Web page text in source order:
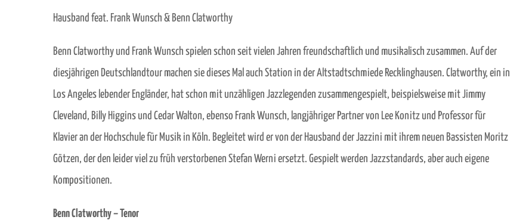
Hausband feat. Frank Wunsch & Benn Clatworthy
Benn Clatworthy und Frank Wunsch spielen schon seit vielen Jahren freundschaftlich und musikalisch zusammen. Auf der
diesjährigen Deutschlandtour machen sie dieses Mal auch Station in der Altstadtschmiede Recklinghausen. Clatworthy, ein in
Los Angeles lebender Engländer, hat schon mit unzähligen Jazzlegenden zusammengespielt, beispielsweise mit Jimmy
Cleveland, Billy Higgins und Cedar Walton, ebenso Frank Wunsch, langjähriger Partner von Lee Konitz und Professor für
Klavier an der Hochschule für Musik in Köln. Begleitet wird er von der Hausband der Jazzini mit ihrem neuen Bassisten Moritz
Götzen, der den leider viel zu früh verstorbenen Stefan Werni ersetzt. Gespielt werden Jazzstandards, aber auch eigene
Kompositionen.
Benn Clatworthy – Tenor